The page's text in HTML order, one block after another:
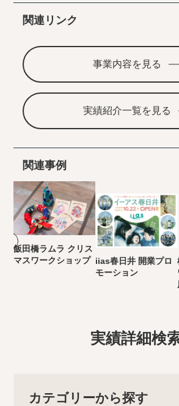
関連リンク
事業内容を見る
実績紹介一覧を見る
関連事例
飯田橋ラムラ クリス
マスワークショップ iias春日井 開業プロ
モーション
実績詳細検
カテゴリーから探す